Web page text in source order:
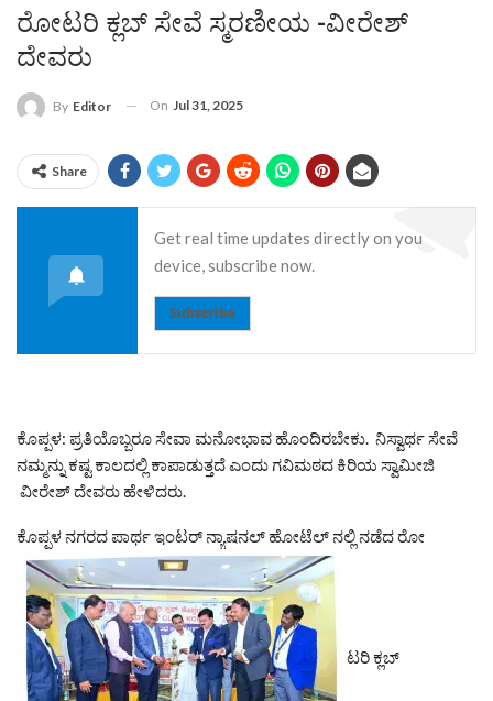
ರೋಟರಿ ಕ್ಲಬ್ ಸೇವೆ ಸ್ಮರಣೀಯ -ವೀರೇಶ್
ದೇವರು
By Editor On Jul 31, 2025
Share
Get real time updates directly on you
device, subscribe now.
Subscribe
ಕೊಪ್ಪಳ: ಪ್ರತಿಯೊಬ್ಬರೂ ಸೇವಾ ಮನೋಭಾವ ಹೊಂದಿರಬೇಕು. ನಿಸ್ವಾರ್ಥ ಸೇವೆ
ನಮ್ಮನ್ನು ಕಷ್ಟ ಕಾಲದಲ್ಲಿ ಕಾಪಾಡುತ್ತದೆ ಎಂದು ಗವಿಮಠದ ಕಿರಿಯ ಸ್ವಾಮೀಜಿ
ವೀರೇಶ್ ದೇವರು ಹೇಳಿದರು.
ಕೊಪ್ಪಳ ನಗರದ ಪಾರ್ಥ ಇಂಟರ್ ನ್ಯಾಷನಲ್ ಹೋಟೆಲ್ ನಲ್ಲಿ ನಡೆದ ರೋ
ಟರಿ ಕ್ಲಬ್